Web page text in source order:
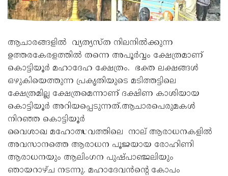
ആചാരങ്ങളിൽ വ്യത്യസ്ത നിലനിൽക്കുന്ന
ഉത്തരകേരളത്തിൽ തന്നെ അപൂർവ്വം ക്ഷേത്രമാണ്
കൊട്ടിയൂർ മഹാദേഹ ക്ഷേത്രം. ഭക്ത ലക്ഷങ്ങൾ
ഒഴുകിയെത്തുന്ന പ്രകൃതിയുടെ മടിത്തട്ടിലെ
ക്ഷേത്രമില്ല ക്ഷേത്രമെന്നാണ് ദക്ഷിണ കാശിയായ
കൊട്ടിയൂർ അറിയപ്പെടുന്നത്.ആചാരപെരുമകൾ
നിറഞ്ഞ കൊട്ടിയൂർ
വൈശാഖ മഹോത്സവത്തിലെ നാല് ആരാധനകളിൽ
അവസാനത്തെ ആരാധന പൂജയായ രോഹിണി
ആരാധനയും ആലിംഗന പുഷ്പാഞ്ജലിയും
ഞായറാഴ്ച നടന്നു. മഹാദേവൻന്റെ കോപം